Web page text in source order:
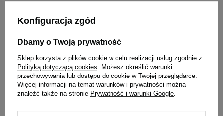
4Dogs Gryzak z poroża dla psa
easy R-Line M
26,59 zł 265,90 zł / kg
Cooper & Pals Lina sznur szarpak
do zabawy dla psa pastelowy 44
cm
8,36 zł
Konfiguracja zgód
Dbamy o Twoją prywatność
Sklep korzysta z plików cookie w celu realizacji usług zgodnie z
Polityką dotyczącą cookies . Możesz określić warunki
przechowywania lub dostępu do cookie w Twojej przeglądarce.
Więcej informacji na temat warunków i prywatności można
znaleźć także na stronie Prywatność i warunki Google